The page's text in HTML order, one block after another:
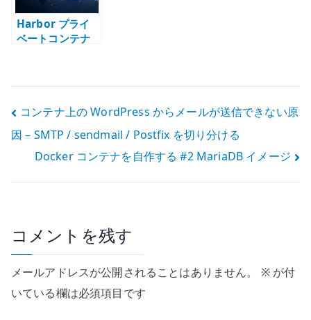
Harbor プライ
ベートコンテナ
用意する
投
稿
ゲ
ー
シ
コンテナ上の WordPress からメールが送信できない原
因 – SMTP / sendmail / Postfix を切り分ける
Docker コンテナを自作する #2 MariaDB イメージ
コメントを残す
メールアドレスが公開されることはありません。 ※が付
いている欄は必須項目です